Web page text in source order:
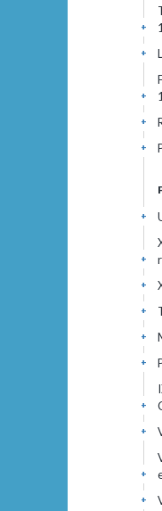
+
+
+
+
+
+
+
+
+
+
+
+
+
+
+